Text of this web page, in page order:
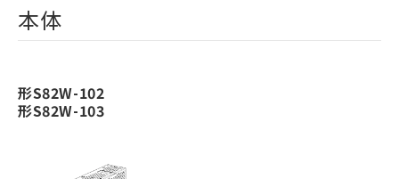
本体
形S82W-102
形S82W-103